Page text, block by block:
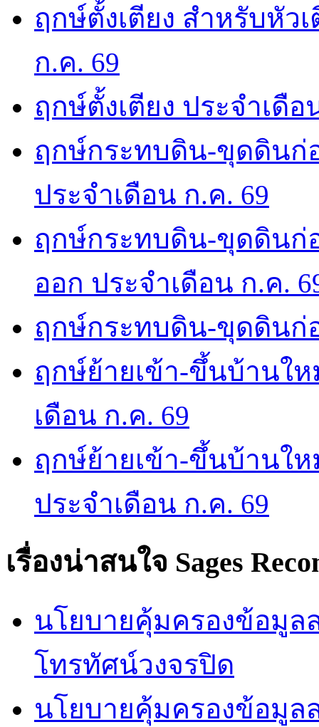
ฤกษ์ตั้งเตียง สำหรับหัว
ก.ค. 69
ฤกษ์ตั้งเตียง ประจำเดือ
ฤกษ์กระทบดิน-ขุดดินก่
ประจำเดือน ก.ค. 69
ฤกษ์กระทบดิน-ขุดดินก่
ออก ประจำเดือน ก.ค.
ฤกษ์กระทบดิน-ขุดดินก่
ฤกษ์ย้ายเข้า-ขึ้นบ้านใ
เดือน ก.ค. 69
ฤกษ์ย้ายเข้า-ขึ้นบ้านใ
ประจำเดือน ก.ค. 69
เรื่องน่าสนใจ Sages
นโยบายคุ้มครองข้อมูล
โทรทัศน์วงจรปิด
นโยบายคุ้มครองข้อมูล